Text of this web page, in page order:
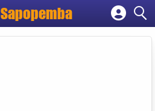
Sapopemba
Cadastrar empresa